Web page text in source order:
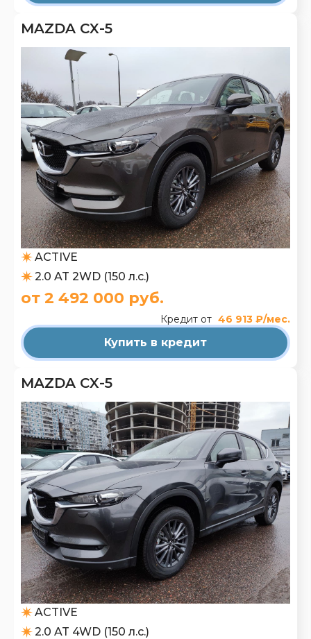
MAZDA CX-5
ACTIVE
2.0 AT 2WD (150 л.с.)
от 2 492 000 руб.
Кредит от 46 913 ₽/мес.
Купить в кредит
MAZDA CX-5
ACTIVE
2.0 AT 4WD (150 л.с.)